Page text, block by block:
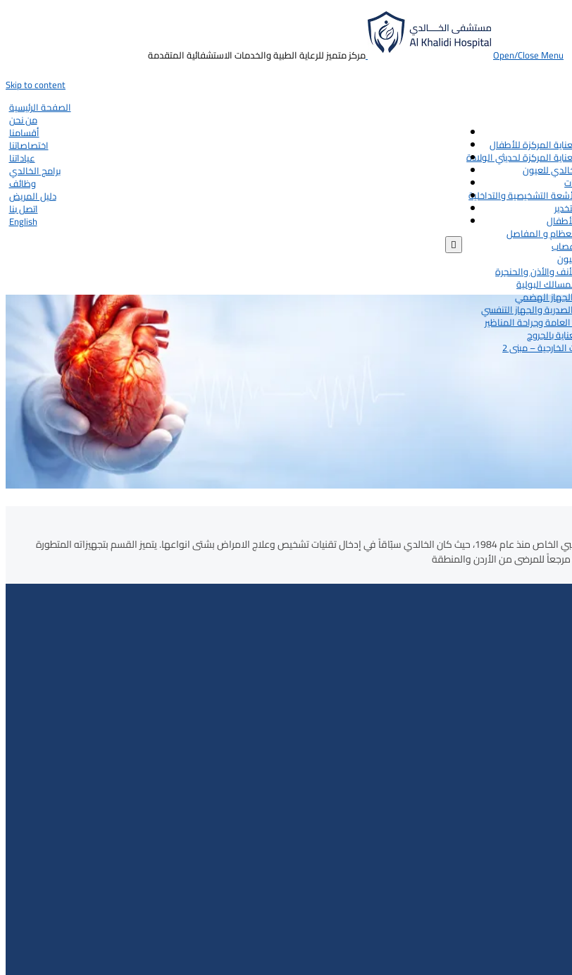
Open/Close Menu
مركز متميز للرعاية الطبية والخدمات الاستشفائية المتقدمة
Skip to content
الصفحة الرئيسية
من نحن
أقسامنا
المركزة للأطفال
المركزة لحديثي الولادة
للعيون
التشخيصية والتداخلية
اختصاصاتنا
و المفاصل
والأذن والحنجرة
البولية
الهضمي
والجهاز التنفسي
وجراحة المناظير
بالجروح
عياداتنا
الخارجية – مبنى 2
برامج الخالدي
وظائف
دليل المريض
اتصل بنا
English

يُعد قسم القسطرة في مستشفى الخالدي من أوائل المراكز المتخصصة في الأردن والقطاع الطبي الخاص منذ عام 1984، حيث كان الخالدي سبّاقاً في إدخال تقنيات تشخيص وعلاج الامراض بشتى انواعها. يتميز القسم بتجهيزاته المتطورة
للمرضى من الأردن والمنطقة